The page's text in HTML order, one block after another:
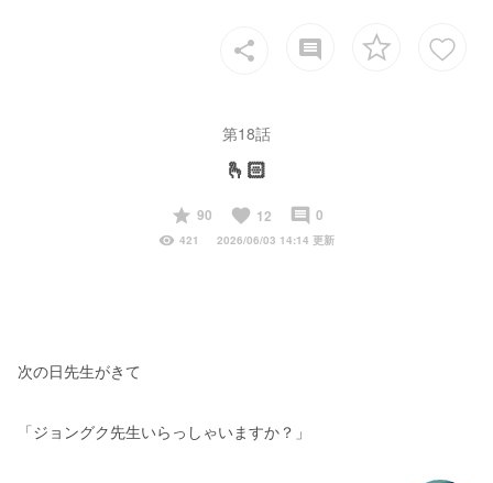
share insert_comment
第18話
🫰🏻
start
90 favorite 12 insert_comment 0
visibility 421 2026/06/03 14:14 更新
次の日先生がきて
「ジョングク先生いらっしゃいますか？」